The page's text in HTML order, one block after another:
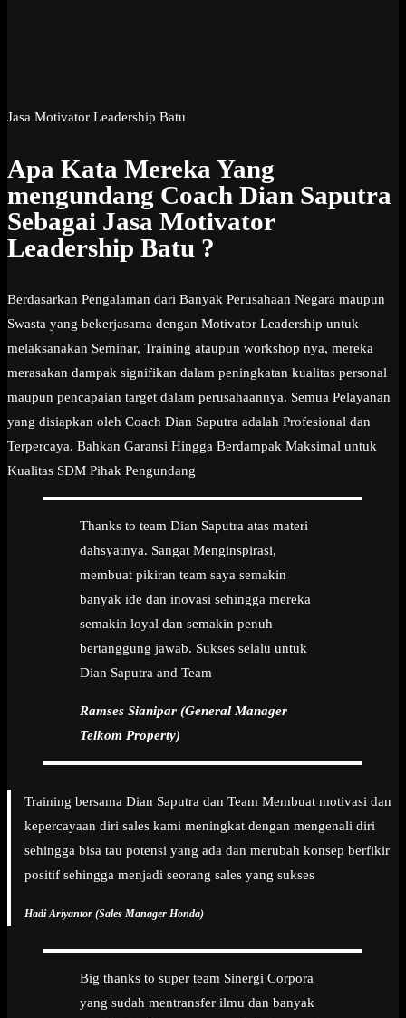
Jasa Motivator Leadership Batu
Apa Kata Mereka Yang
mengundang Coach Dian Saputra
Sebagai Jasa Motivator
Leadership Batu ?
Berdasarkan Pengalaman dari Banyak Perusahaan Negara maupun
Swasta yang bekerjasama dengan Motivator Leadership untuk
melaksanakan Seminar, Training ataupun workshop nya, mereka
merasakan dampak signifikan dalam peningkatan kualitas personal
maupun pencapaian target dalam perusahaannya. Semua Pelayanan
yang disiapkan oleh Coach Dian Saputra adalah Profesional dan
Terpercaya. Bahkan Garansi Hingga Berdampak Maksimal untuk
Kualitas SDM Pihak Pengundang
Thanks to team Dian Saputra atas materi
dahsyatnya. Sangat Menginspirasi,
membuat pikiran team saya semakin
banyak ide dan inovasi sehingga mereka
semakin loyal dan semakin penuh
bertanggung jawab. Sukses selalu untuk
Dian Saputra and Team
Ramses Sianipar (General Manager
Telkom Property)
Training bersama Dian Saputra dan Team Membuat motivasi dan
kepercayaan diri sales kami meningkat dengan mengenali diri
sehingga bisa tau potensi yang ada dan merubah konsep berfikir
positif sehingga menjadi seorang sales yang sukses
Hadi Ariyantor (Sales Manager Honda)
Big thanks to super team Sinergi Corpora
yang sudah mentransfer ilmu dan banyak